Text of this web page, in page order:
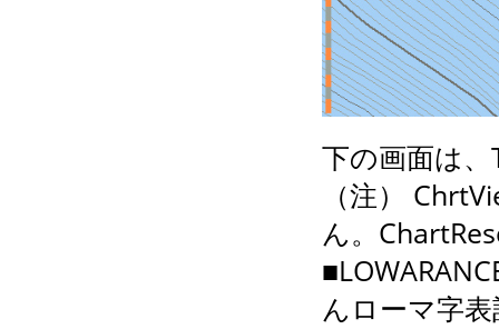
下の画面は
（注）
ん。
んローマ字